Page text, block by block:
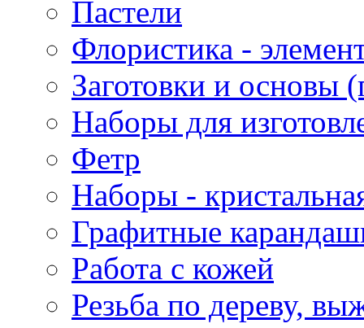
Пастели
Флористика -
Заготовки и основы
Наборы для
Фетр
Наборы -
Графитные
Работа с кожей
Резьба по дереву,